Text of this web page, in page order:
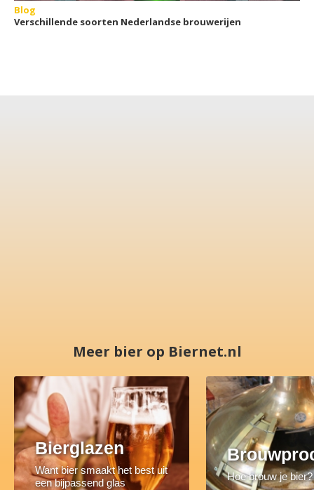
Blog
Verschillende soorten Nederlandse brouwerijen
Meer bier op Biernet.nl
Bierglazen
Want bier smaakt het best uit
een bijpassend glas
Hoe brouw je bier?